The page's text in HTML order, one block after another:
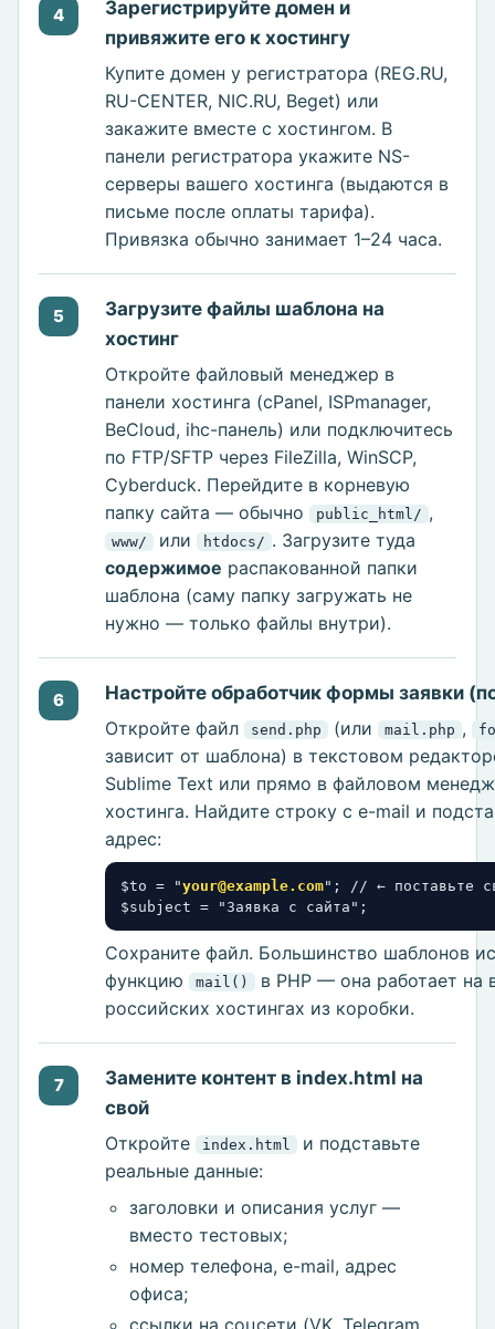
4
Зарегистрируйте домен и
привяжите его к хостингу
Купите домен у регистратора (REG.RU,
RU-CENTER, NIC.RU, Beget) или
закажите вместе с хостингом. В
панели регистратора укажите NS-
серверы вашего хостинга (выдаются в
письме после оплаты тарифа).
Привязка обычно занимает 1–24 часа.
5
Загрузите файлы шаблона на
хостинг
Откройте файловый менеджер в
панели хостинга (cPanel, ISPmanager,
BeCloud, ihc-панель) или подключитесь
по FTP/SFTP через FileZilla, WinSCP,
Cyberduck. Перейдите в корневую
папку сайта — обычно
public_html/ ,
www/ или htdocs/ . Загрузите туда
содержимое распакованной папки
шаблона (саму папку загружать не
нужно — только файлы внутри).
6
Настройте обработчик формы заявки
Откройте файл
send.php (или mail.php ,
зависит от шаблона) в текстовом
Sublime Text или прямо в файловом
хостинга. Найдите строку с e-mail и
адрес:
$to = "your@example.com"; // ← поставьте
$subject = "Заявка с сайта";
Сохраните файл. Большинство шаблонов
функцию
mail()
в PHP — она работает на
российских хостингах из коробки.
7
Замените контент в index.html на
свой
Откройте
index.html
и подставьте
реальные данные:
заголовки и описания услуг —
вместо тестовых;
номер телефона, e-mail, адрес
офиса;
ссылки на соцсети (VK, Telegram,